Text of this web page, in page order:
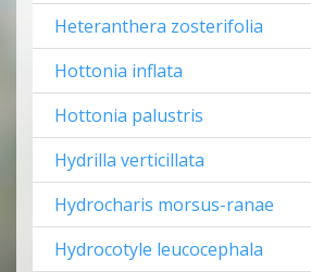
Heteranthera zosterifolia
Hottonia inflata
Hottonia palustris
Hydrilla verticillata
Hydrocharis morsus-ranae
Hydrocotyle leucocephala